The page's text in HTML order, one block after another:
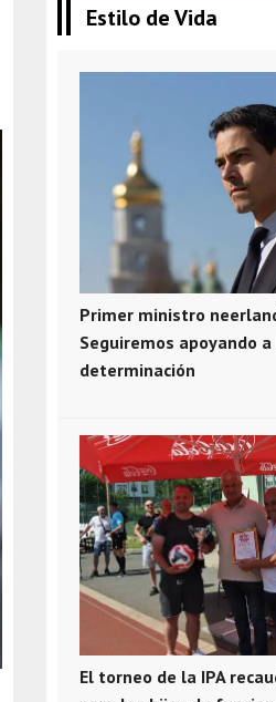
Estilo de Vida
Primer ministro
Seguiremos apoyando a
determinación
El torneo de la IPA